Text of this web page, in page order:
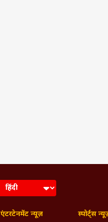
एंटरटेनमेंट न्यूज़ स्पोर्ट्स